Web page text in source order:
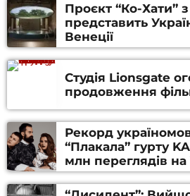
Проєкт “Ко-Хати”
представить
Венеції
Студія Lionsgate
продовження
Рекорд
“Плакала” гурту
млн переглядів